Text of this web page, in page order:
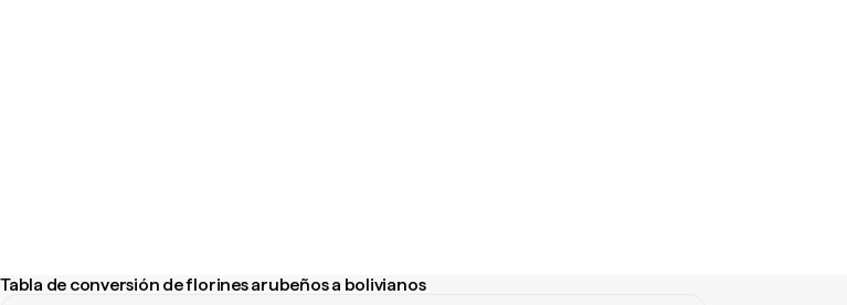
Tabla de conversión de florines arubeños a bolivianos